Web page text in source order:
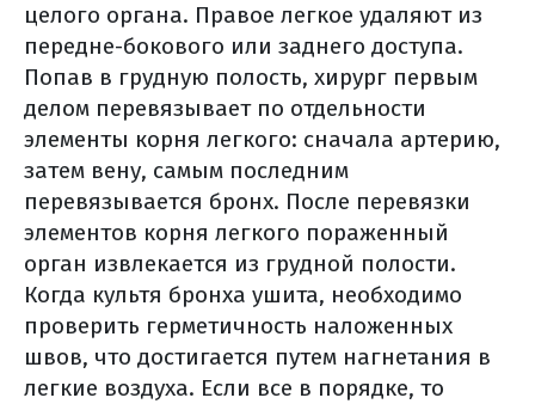
легких
лапароскопические операции
открытые операции
подготовка к операции
за две недели до операции
накануне операции
в день операции
сразу после операции (в
реанимации)
ранняя активизация
возможные осложнения после
операции на легких
целого органа. Правое легкое удаляют из
передне-бокового или заднего доступа.
Попав в грудную полость, хирург первым
делом перевязывает по отдельности
элементы корня легкого: сначала артерию,
затем вену, самым последним
перевязывается бронх. После перевязки
элементов корня легкого пораженный
орган извлекается из грудной полости.
Когда культя бронха ушита, необходимо
проверить герметичность наложенных
швов, что достигается путем нагнетания в
легкие воздуха. Если все в порядке, то